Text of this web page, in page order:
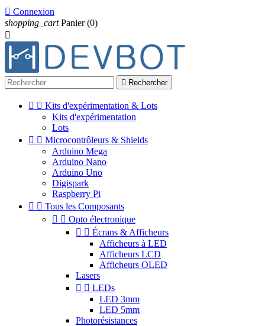
 Connexion
shopping_cart Panier (0)

 Rechercher
  Kits d'expérimentation & Lots
Kits d'expérimentation
Lots
  Microcontrôleurs & Shields
Arduino Mega
Arduino Nano
Arduino Uno
Digispark
Raspberry Pi
  Tous les Composants
  Opto électronique
  Écrans & Afficheurs
Afficheurs à LED
Afficheurs LCD
Afficheurs OLED
Lasers
  LEDs
LED 3mm
LED 5mm
Photorésistances